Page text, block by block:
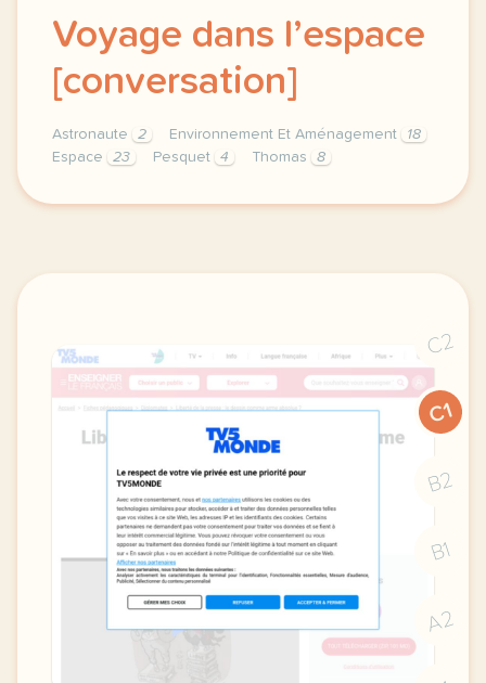
Voyage dans l’espace
[conversation]
Astronaute 2 Environnement Et Aménagement
18
Espace
23 Pesquet 4 Thomas 8
theme environnement et amenagement duree
C2
C1
B2
B1
A2